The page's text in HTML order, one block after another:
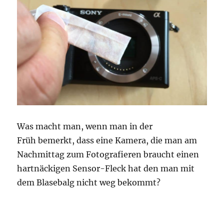
Was macht man, wenn man in der
Früh bemerkt, dass eine Kamera, die man am
Nachmittag zum Fotografieren braucht einen
hartnäckigen Sensor-Fleck hat den man mit
dem Blasebalg nicht weg bekommt?